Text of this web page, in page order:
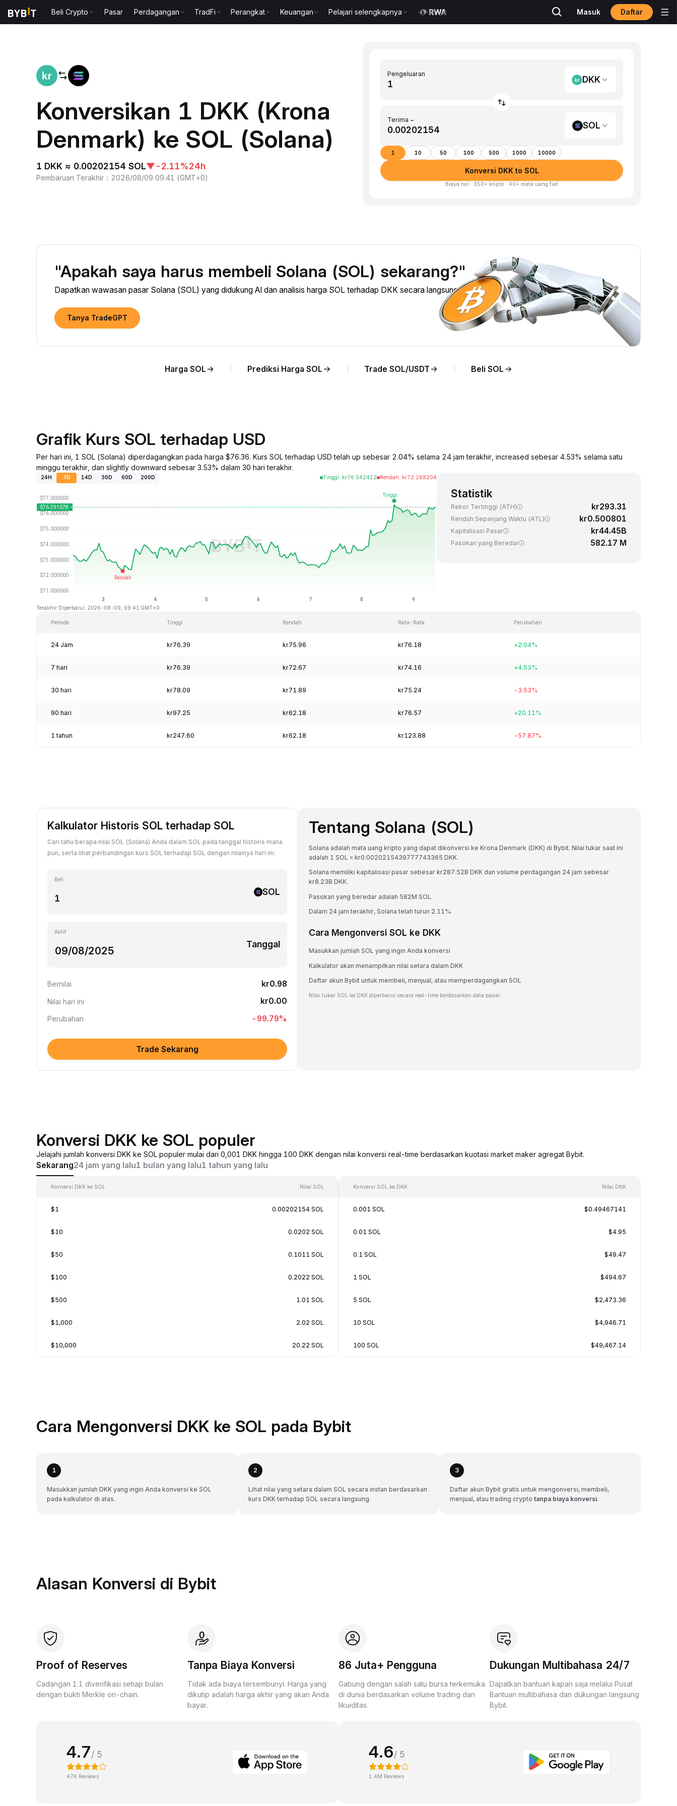
Beli Crypto Pasar Perdagangan TradFi Perangkat Keuangan Pelajari selengkapnya Masuk Daftar
Konversikan 1 DKK (Krona
Denmark) ke SOL (Solana)
1 DKK ≈ 0.00202154 SOL▼-2.11%24h
Pembaruan Terakhir ： 2026/08/09 09:41 (GMT+0)
Pengeluaran
DKK
Terima ~
SOL
1 10 50 100 500 1000 10000
Konversi DKK to SOL
Biaya nol · 350+ kripto · 40+ mata uang fiat
"Apakah saya harus membeli Solana (SOL) sekarang?"
Dapatkan wawasan pasar Solana (SOL) yang didukung AI dan analisis harga SOL terhadap DKK secara langsung.
Tanya TradeGPT
Harga SOL Prediksi Harga SOL Trade SOL/USDT Beli SOL
Grafik Kurs SOL terhadap USD
Per hari ini, 1 SOL (Solana) diperdagangkan pada harga $76.36. Kurs SOL terhadap USD telah up sebesar 2.04% selama 24 jam terakhir, increased sebesar 4.53% selama satu
minggu terakhir, dan slightly downward sebesar 3.53% dalam 30 hari terakhir.
24H 7D 14D 30D 60D 200D Tinggi: kr76.542412 Rendah: kr72.268204
Terakhir Diperbarui: 2026-08-09, 09:41 GMT+0
Statistik
Rekor Tertinggi (ATH) kr293.31
Rendah Sepanjang Waktu (ATL) kr0.500801
Kapitalisasi Pasar kr44.45B
Pasokan yang Beredar 582.17 M
Periode Tinggi Rendah Rata-Rata Perubahan
24 Jam kr76.39 kr75.96 kr76.18 +2.04%
7 hari kr76.39 kr72.67 kr74.16 +4.53%
30 hari kr78.09 kr71.89 kr75.24 -3.53%
90 hari kr97.25 kr62.18 kr76.57 +20.11%
1 tahun kr247.60 kr62.18 kr123.88 -57.87%
Kalkulator Historis SOL terhadap SOL
Cari tahu berapa nilai SOL (Solana) Anda dalam SOL pada tanggal historis mana
pun, serta lihat perbandingan kurs SOL terhadap SOL dengan nilainya hari ini.
Beli
SOL
Aktif
Tanggal
Bernilai kr0.98
Nilai hari ini kr0.00
Perubahan -99.79%
Trade Sekarang
Tentang Solana (SOL)
Solana adalah mata uang kripto yang dapat dikonversi ke Krona Denmark (DKK) di Bybit. Nilai tukar saat ini
adalah 1 SOL = kr0.0020215439777743365 DKK.
Solana memiliki kapitalisasi pasar sebesar kr287.52B DKK dan volume perdagangan 24 jam sebesar
kr8.23B DKK.
Pasokan yang beredar adalah 582M SOL.
Dalam 24 jam terakhir, Solana telah turun 2.11%.
Cara Mengonversi SOL ke DKK
Masukkan jumlah SOL yang ingin Anda konversi
Kalkulator akan menampilkan nilai setara dalam DKK
Daftar akun Bybit untuk membeli, menjual, atau memperdagangkan SOL
Nilai tukar SOL ke DKK diperbarui secara real-time berdasarkan data pasar.
Konversi DKK ke SOL populer
Jelajahi jumlah konversi DKK ke SOL populer mulai dari 0,001 DKK hingga 100 DKK dengan nilai konversi real-time berdasarkan kuotasi market maker agregat Bybit.
Sekarang24 jam yang lalu1 bulan yang lalu1 tahun yang lalu
Konversi DKK ke SOL Nilai SOL
$1 0.00202154 SOL
$10 0.0202 SOL
$50 0.1011 SOL
$100 0.2022 SOL
$500 1.01 SOL
$1,000 2.02 SOL
$10,000 20.22 SOL
Konversi SOL ke DKK Nilai DKK
0.001 SOL $0.49467141
0.01 SOL $4.95
0.1 SOL $49.47
1 SOL $494.67
5 SOL $2,473.36
10 SOL $4,946.71
100 SOL $49,467.14
Cara Mengonversi DKK ke SOL pada Bybit
1
Masukkan jumlah DKK yang ingin Anda konversi ke SOL
pada kalkulator di atas.
2
Lihat nilai yang setara dalam SOL secara instan berdasarkan
kurs DKK terhadap SOL secara langsung.
3
Daftar akun Bybit gratis untuk mengonversi, membeli,
menjual, atau trading crypto tanpa biaya konversi.
Alasan Konversi di Bybit
Proof of Reserves
Cadangan 1:1 diverifikasi setiap bulan
dengan bukti Merkle on-chain.
Tanpa Biaya Konversi
Tidak ada biaya tersembunyi. Harga yang
dikutip adalah harga akhir yang akan Anda
bayar.
86 Juta+ Pengguna
Gabung dengan salah satu bursa terkemuka
di dunia berdasarkan volume trading dan
likuiditas.
Dukungan Multibahasa 24/7
Dapatkan bantuan kapan saja melalui Pusat
Bantuan multibahasa dan dukungan langsung
Bybit.
4.7/ 5
47K Reviews
4.6/ 5
1.4M Reviews